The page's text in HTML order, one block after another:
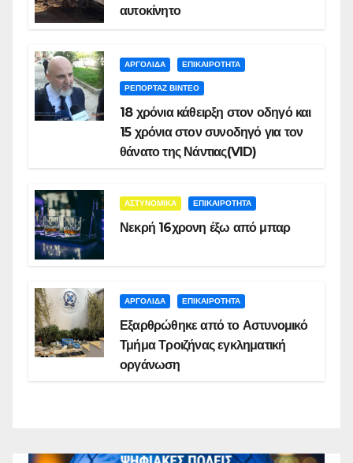
αυτοκίνητο
ΑΡΓΟΛΙΔΑ ΕΠΙΚΑΙΡΟΤΗΤΑ
ΡΕΠΟΡΤΑΖ ΒΙΝΤΕΟ
18 χρόνια κάθειρξη στον οδηγό και
15 χρόνια στον συνοδηγό για τον
θάνατο της Νάντιας(VID)
ΑΣΤΥΝΟΜΙΚΑ ΕΠΙΚΑΙΡΟΤΗΤΑ
Νεκρή 16χρονη έξω από μπαρ
ΑΡΓΟΛΙΔΑ ΕΠΙΚΑΙΡΟΤΗΤΑ
Εξαρθρώθηκε από το Αστυνομικό
Τμήμα Τροιζήνας εγκληματική
οργάνωση